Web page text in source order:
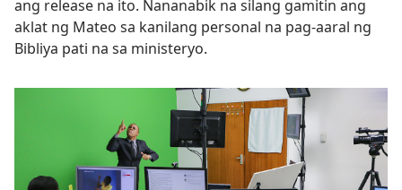
ang release na ito. Nananabik na silang gamitin ang
aklat ng Mateo sa kanilang personal na pag-aaral ng
Bibliya pati na sa ministeryo.